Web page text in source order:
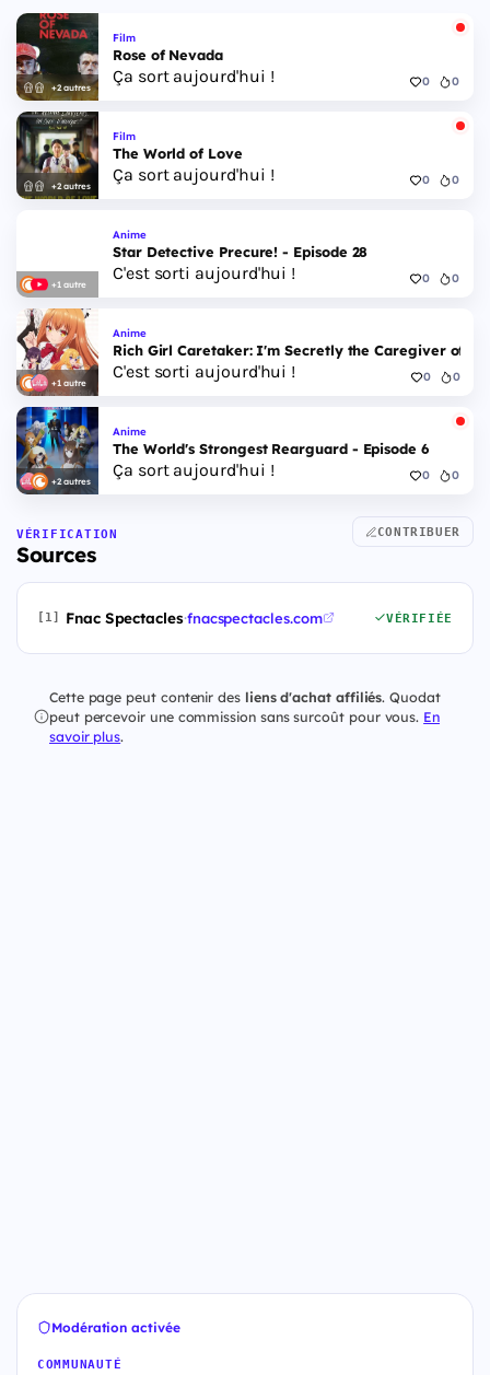
+2 autres
Film
Rose of Nevada
Ça sort aujourd'hui ! 0 0
+2 autres
Film
The World of Love
Ça sort aujourd'hui ! 0 0
+1 autre
Anime
Star Detective Precure! - Episode 28
C'est sorti aujourd'hui ! 0 0
+1 autre
Anime
Rich Girl Caretaker: I'm Secretly the Caregiver of
C'est sorti aujourd'hui ! 0 0
+2 autres
Anime
The World's Strongest Rearguard - Episode 6
Ça sort aujourd'hui ! 0 0
VÉRIFICATION
Sources
CONTRIBUER
[1] Fnac Spectacles·fnacspectacles.com VÉRIFIÉE
Cette page peut contenir des liens d'achat affiliés. Quodat
peut percevoir une commission sans surcoût pour vous. En
savoir plus.
Modération activée
COMMUNAUTÉ